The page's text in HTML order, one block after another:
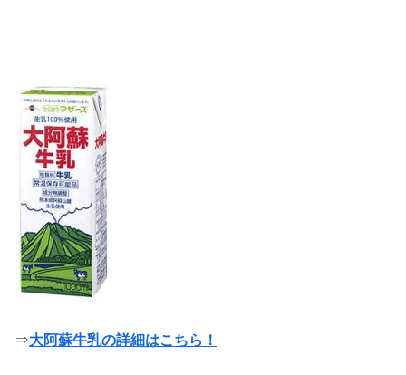
⇒大阿蘇牛乳の詳細はこちら！